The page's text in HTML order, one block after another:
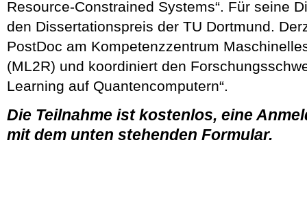
Resource-Constrained Systems“. Für seine
den Dissertationspreis der TU Dortmund.
PostDoc am Kompetenzzentrum
(ML2R) und koordiniert den
Learning auf Quantencomputern“.
Die Teilnahme ist kostenlos, eine
mit dem unten stehenden Formular.